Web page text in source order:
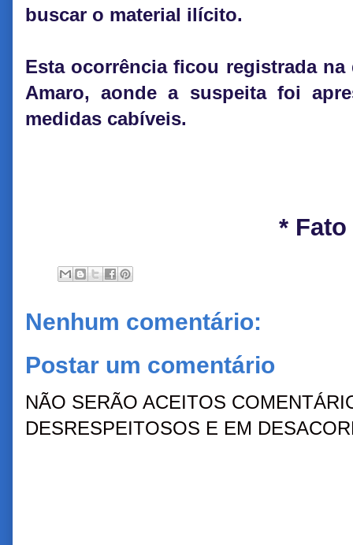
buscar o material ilícito.
Esta ocorrência ficou registrada
Amaro, aonde a suspeita foi
medidas cabíveis.
*
Nenhum comentário:
Postar um comentário
NÃO SERÃO ACEITOS
DESRESPEITOSOS E EM